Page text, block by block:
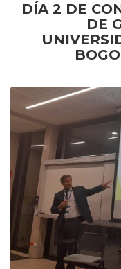
DÍA 2 DE
DE